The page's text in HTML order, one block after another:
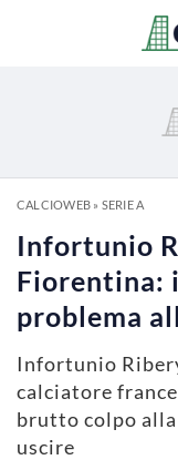
CALCIOWEB» SERIE A
Infortunio
Fiorentina:
problema
Infortunio
calciatore
brutto colpo
uscire